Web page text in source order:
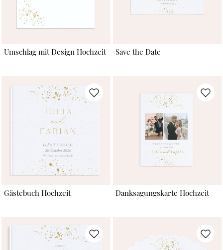
Umschlag mit Design Hochzeit Save the Date
Gästebuch Hochzeit Danksagungskarte Hochzeit